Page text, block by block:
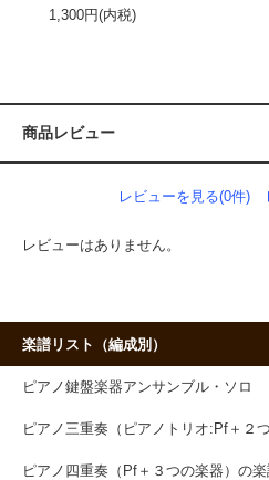
1,300円(内税)
商品レビュー
レビューを見る(0件)
レビューはありません。
楽譜リスト（編成別）
ピアノ鍵盤楽器アンサンブル・ソロ
ピアノ三重奏（ピアノトリオ:Pf＋２つ
ピアノ四重奏（Pf＋３つの楽器）の